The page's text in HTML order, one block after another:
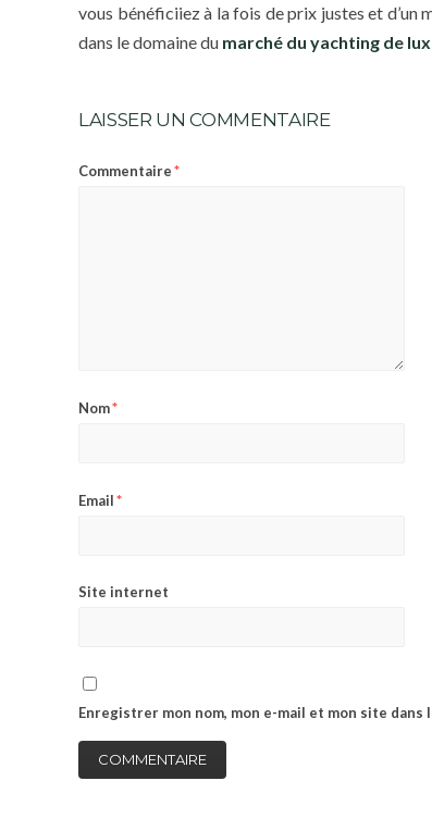
vous bénéficiiez à la fois de prix justes et d’un
dans le domaine du marché du yachting de
LAISSER UN COMMENTAIRE
Commentaire*
Nom*
Email*
Site internet
Enregistrer mon nom, mon e-mail et mon site